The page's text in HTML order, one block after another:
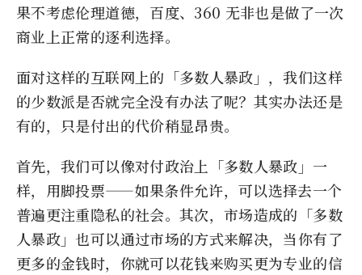
果不考虑伦理道德，百度、360 无非也是做了一次
商业上正常的逐利选择。
面对这样的互联网上的「多数人暴政」，我们这样
的少数派是否就完全没有办法了呢？其实办法还是
有的，只是付出的代价稍显昂贵。
首先，我们可以像对付政治上「多数人暴政」一
样，用脚投票——如果条件允许，可以选择去一个
普遍更注重隐私的社会。其次，市场造成的「多数
人暴政」也可以通过市场的方式来解决，当你有了
更多的金钱时，你就可以花钱来购买更为专业的信